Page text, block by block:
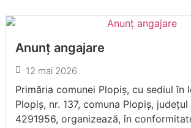
Anunț angajare
12 mai 2026
Primăria comunei Plopiș, cu sediul în
Plopiș, nr. 137, comuna Plopiș, județul
4291956, organizează, în